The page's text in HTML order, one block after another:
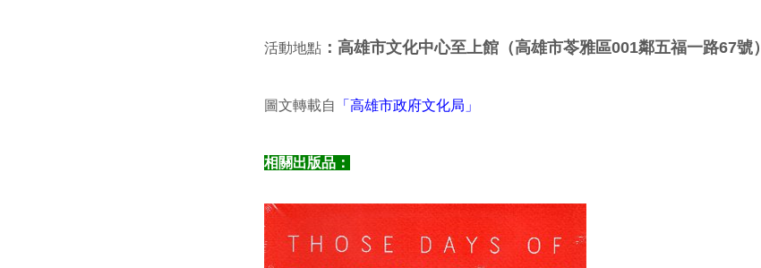
活動地點 ： 高雄市文化中心至上館（高雄市苓雅區001鄰五福一路67號）
圖文轉載自 「高雄市政府文化局」
相關出版品：